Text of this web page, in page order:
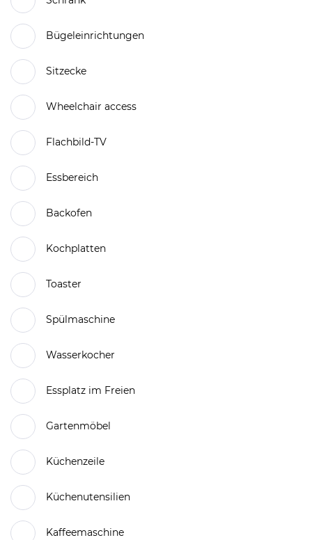
Bügeleinrichtungen
Sitzecke
Wheelchair access
Flachbild-TV
Essbereich
Backofen
Kochplatten
Toaster
Spülmaschine
Wasserkocher
Essplatz im Freien
Gartenmöbel
Küchenzeile
Küchenutensilien
Kaffeemaschine